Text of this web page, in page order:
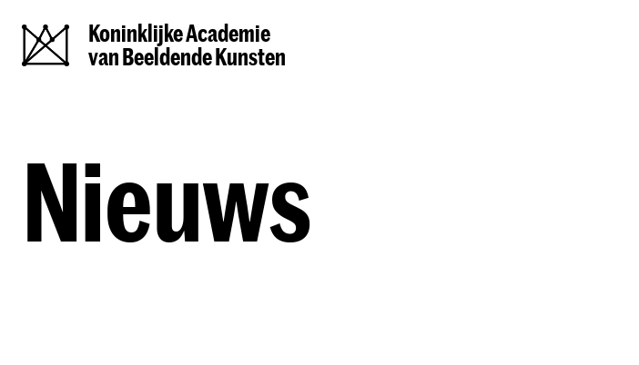
Koninklijke Academie
van Beeldende Kunsten
Nieuws